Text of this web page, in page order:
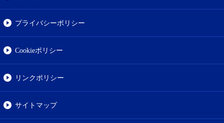
プライバシーポリシー
Cookieポリシー
リンクポリシー
サイトマップ